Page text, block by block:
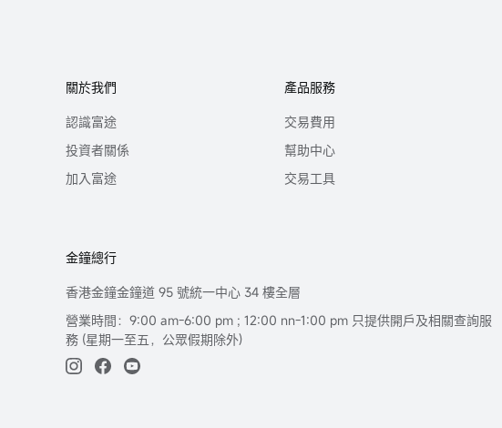
關於我們
認識富途
投資者關係
加入富途
產品服務
交易費用
幫助中心
交易工具
金鐘總行
香港金鐘金鐘道 95 號統一中心 34 樓全層
營業時間：9:00 am-6:00 pm ; 12:00 nn-1:00 pm 只提供開戶及相關查詢服
務 (星期一至五，公眾假期除外)